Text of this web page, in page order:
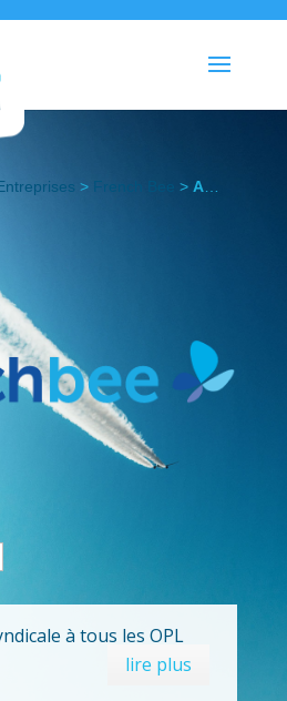
> French Bee > Actualités
à tous les OPL
lire plus